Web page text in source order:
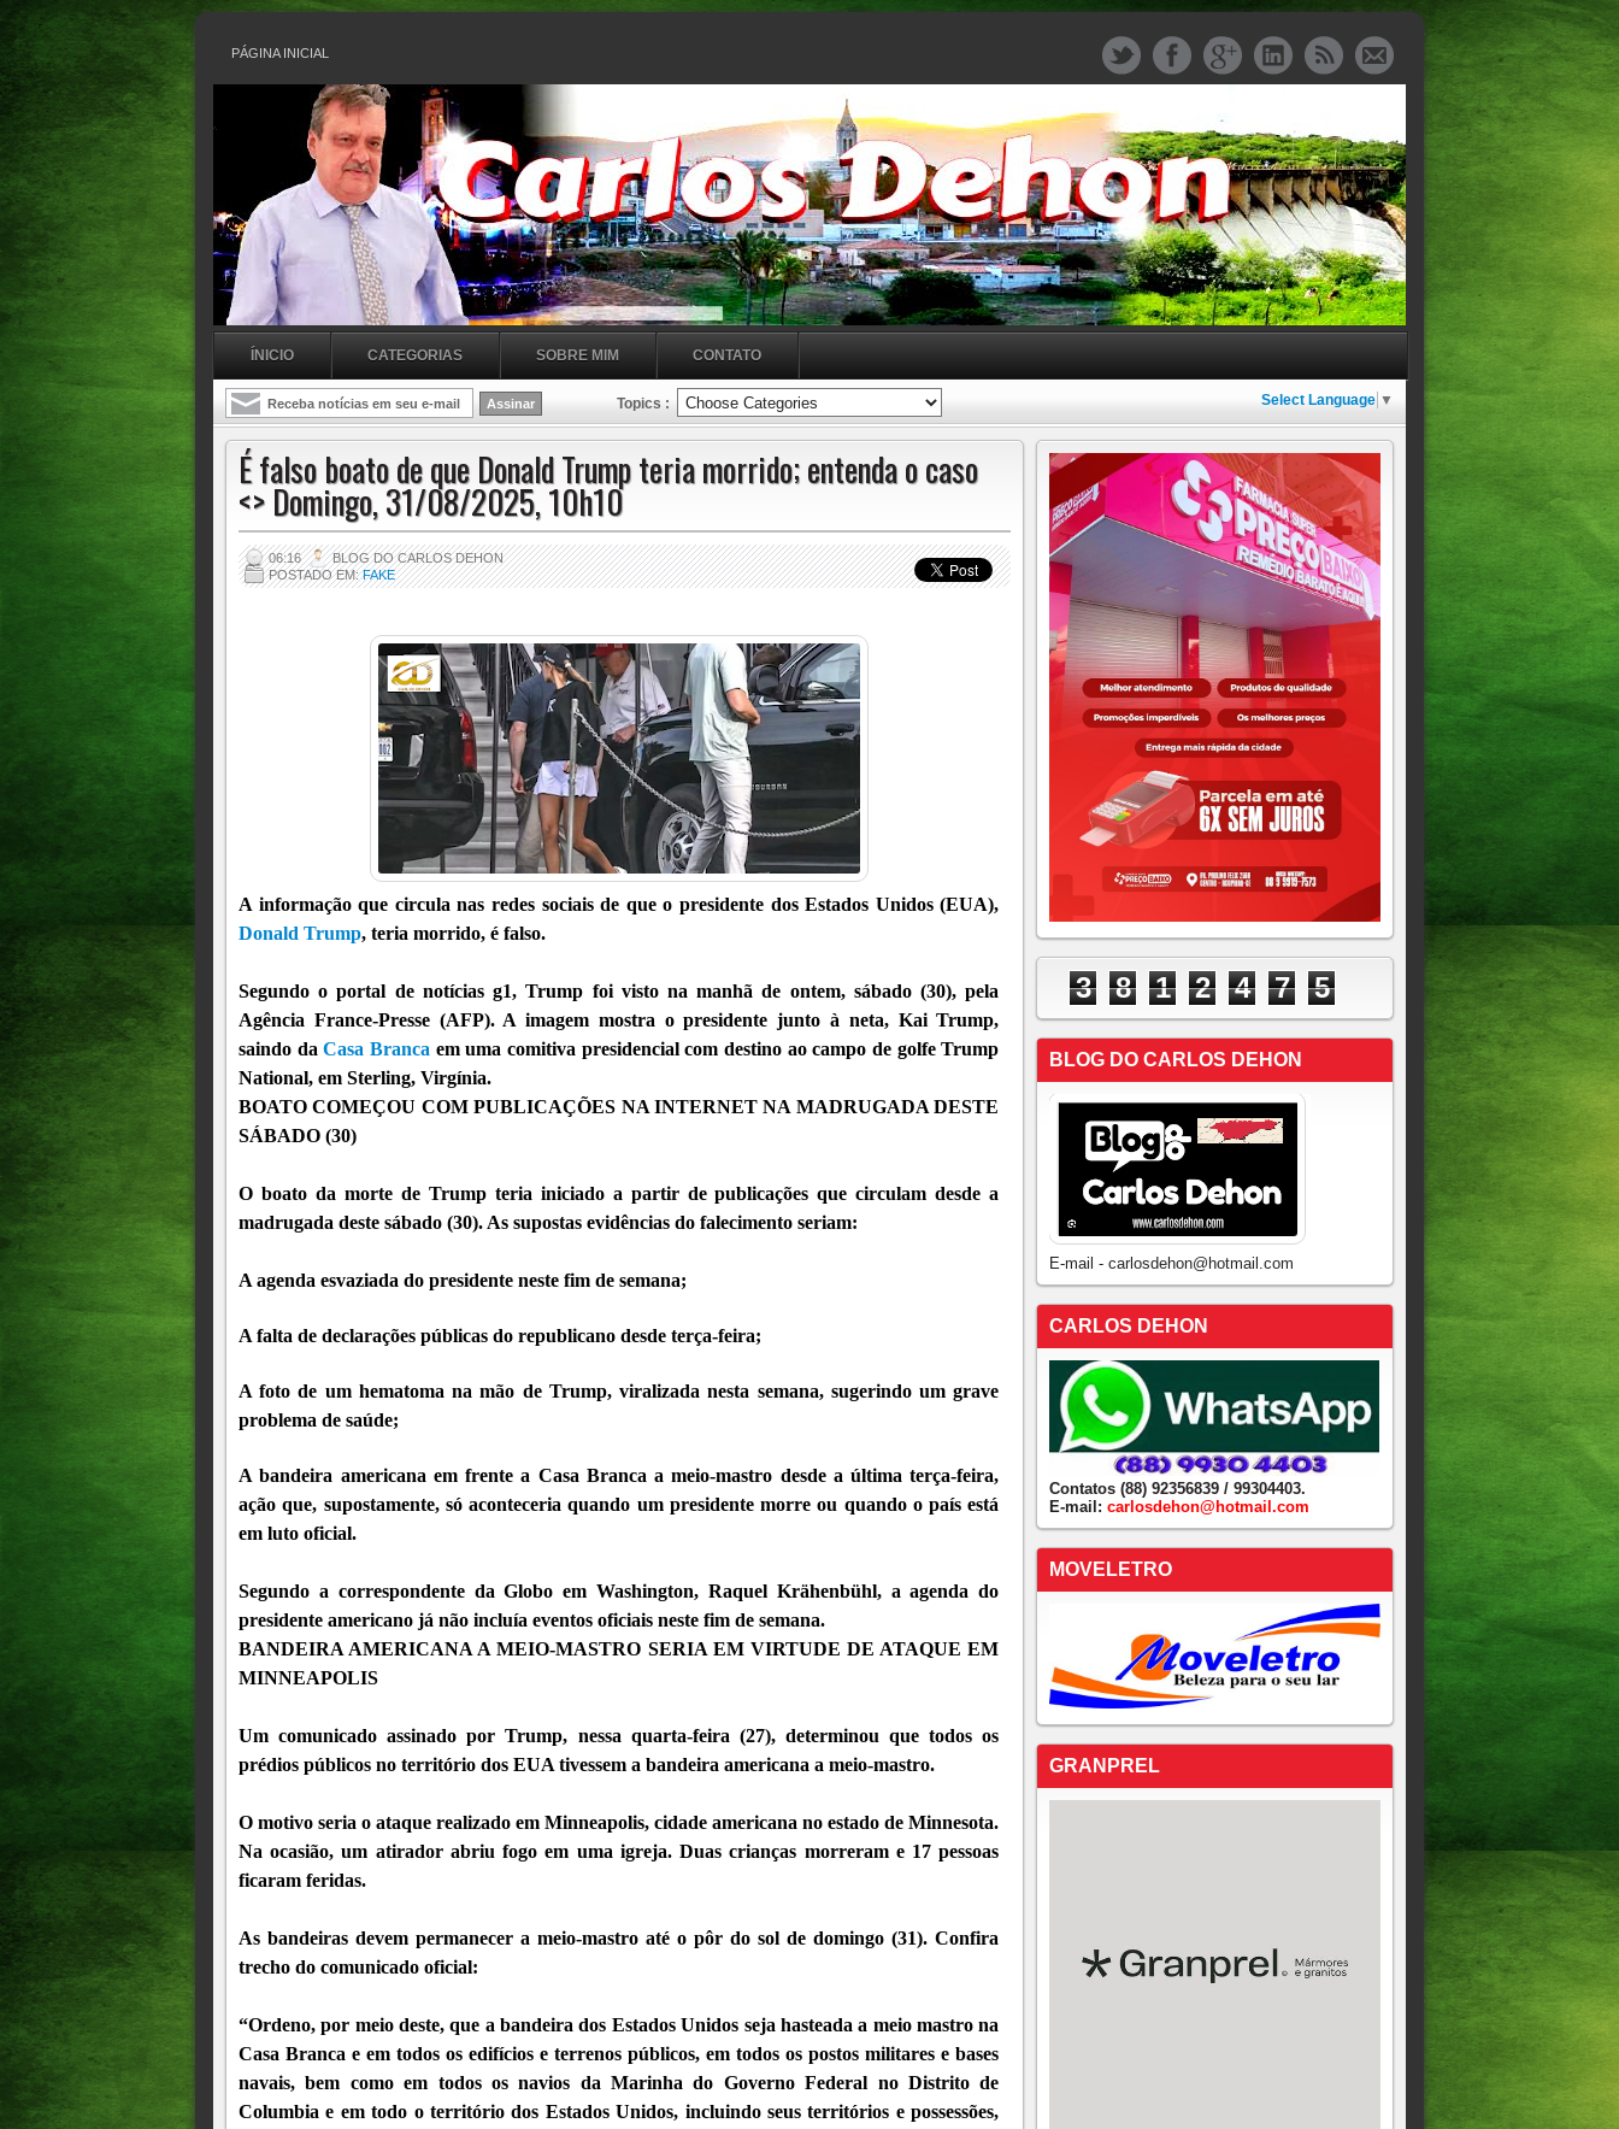
PÁGINA INICIAL
ÍNICIO CATEGORIAS SOBRE MIM CONTATO
Topics : Select Language ▼
É falso boato de que Donald Trump teria morrido; entenda o caso
<> Domingo, 31/08/2025, 10h10
06:16
BLOG DO CARLOS DEHON
POSTADO EM:FAKE
A informação que circula nas redes sociais de que o presidente dos Estados Unidos (EUA),
Donald Trump, teria morrido, é falso.
Segundo o portal de notícias g1, Trump foi visto na manhã de ontem, sábado (30), pela
Agência France-Presse (AFP). A imagem mostra o presidente junto à neta, Kai Trump,
saindo daCasa Branca em uma comitiva presidencial com destino ao campo de golfe Trump
National, em Sterling, Virgínia.
BOATO COMEÇOU COM PUBLICAÇÕES NA INTERNET NA MADRUGADA DESTE
SÁBADO (30)
O boato da morte de Trump teria iniciado a partir de publicações que circulam desde a
madrugada deste sábado (30). As supostas evidências do falecimento seriam:
A agenda esvaziada do presidente neste fim de semana;
A falta de declarações públicas do republicano desde terça-feira;
A foto de um hematoma na mão de Trump, viralizada nesta semana, sugerindo um grave
problema de saúde;
A bandeira americana em frente a Casa Branca a meio-mastro desde a última terça-feira,
ação que, supostamente, só aconteceria quando um presidente morre ou quando o país está
em luto oficial.
Segundo a correspondente da Globo em Washington, Raquel Krähenbühl, a agenda do
presidente americano já não incluía eventos oficiais neste fim de semana.
BANDEIRA AMERICANA A MEIO-MASTRO SERIA EM VIRTUDE DE ATAQUE EM
MINNEAPOLIS
Um comunicado assinado por Trump, nessa quarta-feira (27), determinou que todos os
prédios públicos no território dos EUA tivessem a bandeira americana a meio-mastro.
O motivo seria o ataque realizado em Minneapolis, cidade americana no estado de Minnesota.
Na ocasião, um atirador abriu fogo em uma igreja. Duas crianças morreram e 17 pessoas
ficaram feridas.
As bandeiras devem permanecer a meio-mastro até o pôr do sol de domingo (31). Confira
trecho do comunicado oficial:
“Ordeno, por meio deste, que a bandeira dos Estados Unidos seja hasteada a meio mastro na
Casa Branca e em todos os edifícios e terrenos públicos, em todos os postos militares e bases
navais, bem como em todos os navios da Marinha do Governo Federal no Distrito de
Columbia e em todo o território dos Estados Unidos, incluindo seus territórios e possessões,
3 8 1 2 4 7 5
BLOG DO CARLOS DEHON
E-mail - carlosdehon@hotmail.com
CARLOS DEHON
Contatos (88) 92356839 / 99304403.
E-mail: carlosdehon@hotmail.com
MOVELETRO
GRANPREL